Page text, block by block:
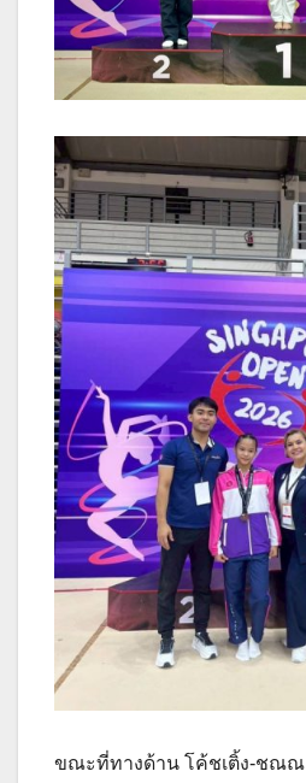
ขณะที่ทางด้าน โค้ชเติ้ง-ชณ